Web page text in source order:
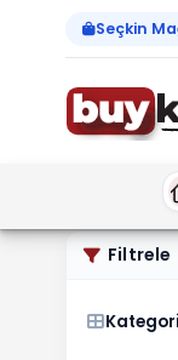
Seçkin
İş Filtrele